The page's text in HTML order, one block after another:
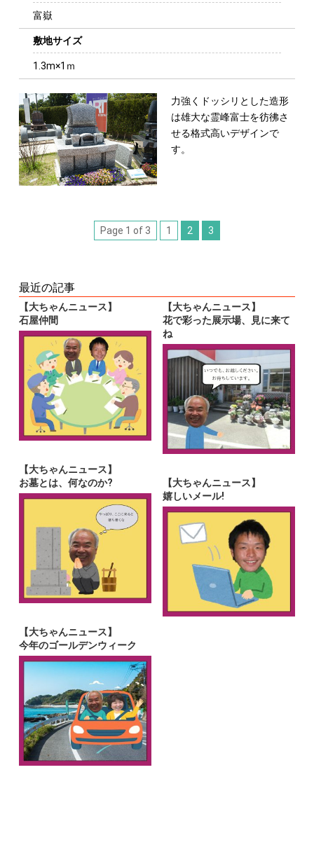
富嶽
敷地サイズ
1.3m×1ｍ
力強くドッシリとした造形
は雄大な霊峰富士を彷彿さ
せる格式高いデザインで
す。
Page 1 of 3 1 2 3
最近の記事
【大ちゃんニュース】
石屋仲間
【大ちゃんニュース】
花で彩った展示場、見に来て
ね
【大ちゃんニュース】
お墓とは、何なのか?
【大ちゃんニュース】
嬉しいメール!
【大ちゃんニュース】
今年のゴールデンウィーク